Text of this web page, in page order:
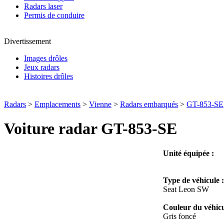
Radars laser
Permis de conduire
Divertissement
Images drôles
Jeux radars
Histoires drôles
Radars > Emplacements > Vienne > Radars embarqués > GT-853-SE
Voiture radar GT-853-SE
Unité équipée :
Type de véhicule :
Seat Leon SW
Couleur du
Gris foncé